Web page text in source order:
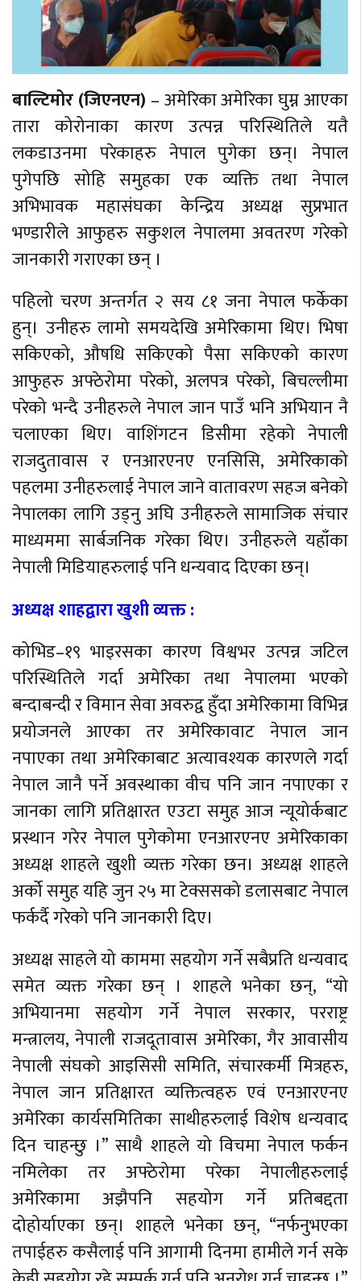
बाल्टिमोर (जिएनएन) – अमेरिका अमेरिका घुम्न आएका
तारा कोरोनाका कारण उत्पन्न परिस्थितिले यतै
लकडाउनमा परेकाहरु नेपाल पुगेका छन्। नेपाल
पुगेपछि सोहि समुहका एक व्यक्ति तथा नेपाल
अभिभावक महासंघका केन्द्रिय अध्यक्ष सुप्रभात
भण्डारीले आफुहरु सकुशल नेपालमा अवतरण गरेको
जानकारी गराएका छन् ।
पहिलो चरण अन्तर्गत २ सय ८१ जना नेपाल फर्केका
हुन्। उनीहरु लामो समयदेखि अमेरिकामा थिए। भिषा
सकिएको, औषधि सकिएको पैसा सकिएको कारण
आफुहरु अफ्ठेरोमा परेको, अलपत्र परेको, बिचल्लीमा
परेको भन्दै उनीहरुले नेपाल जान पाउँ भनि अभियान नै
चलाएका थिए। वाशिंगटन डिसीमा रहेको नेपाली
राजदुतावास र एनआरएनए एनसिसि, अमेरिकाको
पहलमा उनीहरुलाई नेपाल जाने वातावरण सहज बनेको
नेपालका लागि उड्नु अघि उनीहरुले सामाजिक संचार
माध्यममा सार्बजनिक गरेका थिए। उनीहरुले यहाँका
नेपाली मिडियाहरुलाई पनि धन्यवाद दिएका छन्।
अध्यक्ष शाहद्वारा खुशी व्यक्त :
कोभिड–१९ भाइरसका कारण विश्वभर उत्पन्न जटिल
परिस्थितिले गर्दा अमेरिका तथा नेपालमा भएको
बन्दाबन्दी र विमान सेवा अवरुद्व हुँदा अमेरिकामा विभिन्न
प्रयोजनले आएका तर अमेरिकावाट नेपाल जान
नपाएका तथा अमेरिकाबाट अत्यावश्यक कारणले गर्दा
नेपाल जानै पर्ने अवस्थाका वीच पनि जान नपाएका र
जानका लागि प्रतिक्षारत एउटा समुह आज न्यूयोर्कबाट
प्रस्थान गरेर नेपाल पुगेकोमा एनआरएनए अमेरिकाका
अध्यक्ष शाहले खुशी व्यक्त गरेका छन। अध्यक्ष शाहले
अर्को समुह यहि जुन २५ मा टेक्ससको डलासबाट नेपाल
फर्कर्दै गरेको पनि जानकारी दिए।
अध्यक्ष साहले यो काममा सहयोग गर्ने सबैप्रति धन्यवाद
समेत व्यक्त गरेका छन् । शाहले भनेका छन्, “यो
अभियानमा सहयोग गर्ने नेपाल सरकार, परराष्ट्र
मन्त्रालय, नेपाली राजदूतावास अमेरिका, गैर आवासीय
नेपाली संघको आइसिसी समिति, संचारकर्मी मित्रहरु,
नेपाल जान प्रतिक्षारत व्यक्तित्वहरु एवं एनआरएनए
अमेरिका कार्यसमितिका साथीहरुलाई विशेष धन्यवाद
दिन चाहन्छु ।” साथै शाहले यो विचमा नेपाल फर्कन
नमिलेका तर अफ्ठेरोमा परेका नेपालीहरुलाई
अमेरिकामा अझैपनि सहयोग गर्ने प्रतिबद्दता
दोहोर्याएका छन्। शाहले भनेका छन्, “नर्फनुभएका
तपाईहरु कसैलाई पनि आगामी दिनमा हामीले गर्न सके